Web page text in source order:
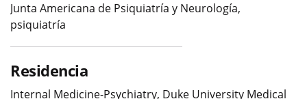
Junta Americana de Psiquiatría y Neurología,
psiquiatría
Residencia
Internal Medicine-Psychiatry, Duke University Medical